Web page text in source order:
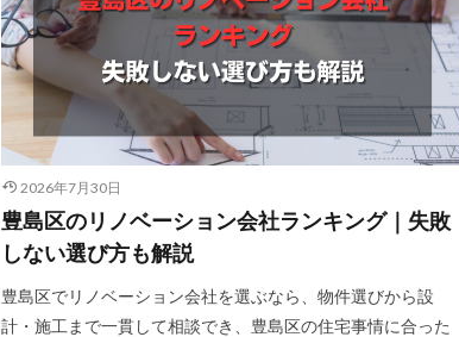
2026年7月30日
豊島区のリノベーション会社ランキング｜失敗
しない選び方も解説
豊島区でリノベーション会社を選ぶなら、物件選びから設
計・施工まで一貫して相談でき、豊島区の住宅事情に合った